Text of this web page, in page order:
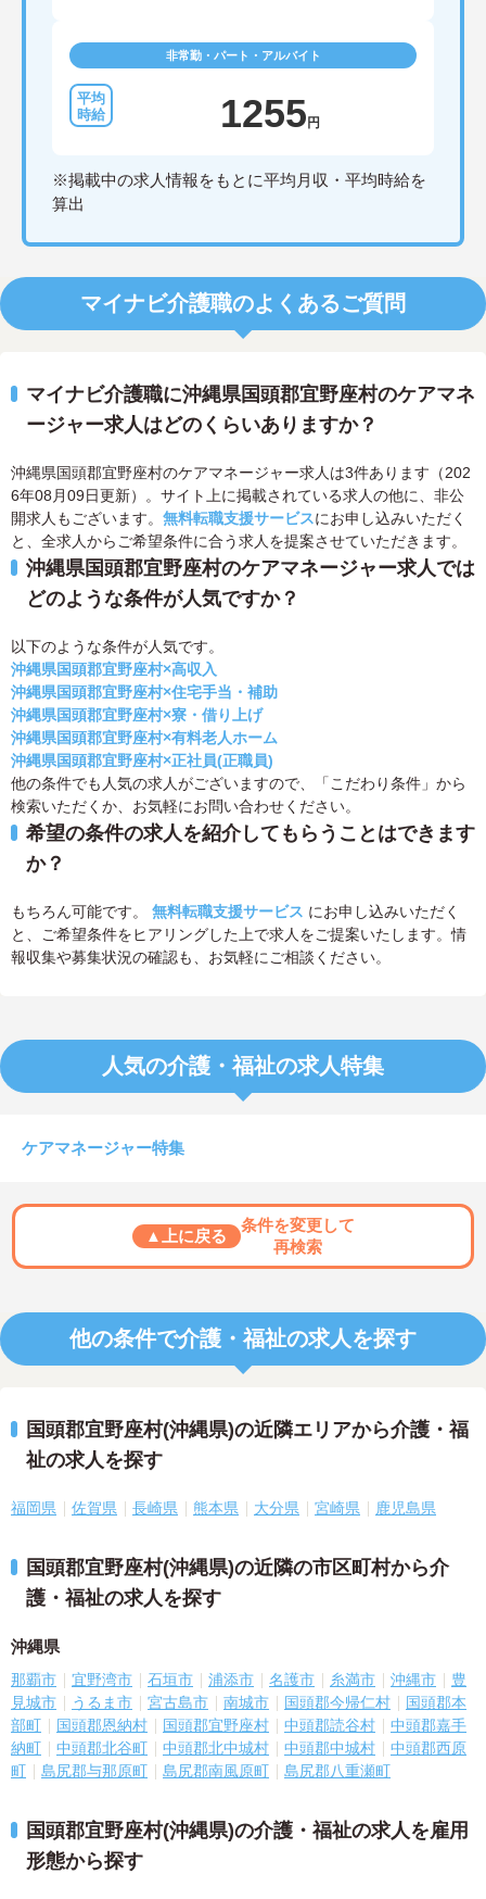
非常勤・パート・アルバイト
1255 円
※掲載中の求人情報をもとに平均月収・平均時給を
算出
マイナビ介護職のよくあるご質問
マイナビ介護職に沖縄県国頭郡宜野座村のケアマネ
ージャー求人はどのくらいありますか？
沖縄県国頭郡宜野座村のケアマネージャー求人は3件あります（202
6年08月09日更新）。サイト上に掲載されている求人の他に、非公
開求人もございます。 無料転職支援サービスにお申し込みいただく
と、全求人からご希望条件に合う求人を提案させていただきます。
沖縄県国頭郡宜野座村のケアマネージャー求人では
どのような条件が人気ですか？
以下のような条件が人気です。
沖縄県国頭郡宜野座村×高収入
沖縄県国頭郡宜野座村×住宅手当・補助
沖縄県国頭郡宜野座村×寮・借り上げ
沖縄県国頭郡宜野座村×有料老人ホーム
沖縄県国頭郡宜野座村×正社員(正職員)
他の条件でも人気の求人がございますので、「こだわり条件」から
検索いただくか、お気軽にお問い合わせください。
希望の条件の求人を紹介してもらうことはできます
か？
もちろん可能です。 無料転職支援サービス にお申し込みいただく
と、ご希望条件をヒアリングした上で求人をご提案いたします。情
報収集や募集状況の確認も、お気軽にご相談ください。
人気の介護・福祉の求人特集
ケアマネージャー特集
▲上に戻る
条件を変更して
再検索
他の条件で介護・福祉の求人を探す
国頭郡宜野座村(沖縄県)の近隣エリアから介護・福
祉の求人を探す
福岡県 佐賀県 長崎県 熊本県 大分県 宮崎県 鹿児島県
国頭郡宜野座村(沖縄県)の近隣の市区町村から介
護・福祉の求人を探す
沖縄県
那覇市 宜野湾市 石垣市 浦添市 名護市 糸満市 沖縄市
豊
見城市
うるま市 宮古島市 南城市 国頭郡今帰仁村
国頭郡本
部町
国頭郡恩納村 国頭郡宜野座村 中頭郡読谷村
中頭郡嘉手
納町
中頭郡北谷町 中頭郡北中城村 中頭郡中城村
中頭郡西原
町
島尻郡与那原町 島尻郡南風原町 島尻郡八重瀬町
国頭郡宜野座村(沖縄県)の介護・福祉の求人を雇用
形態から探す